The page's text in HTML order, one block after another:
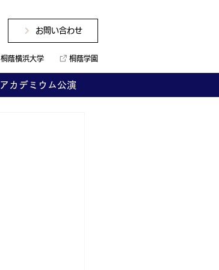
お問い合わせ
桐蔭横浜大学 桐蔭学園
アカデミウム公演